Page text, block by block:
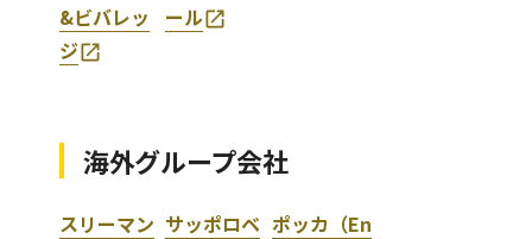
&ビバレッ
ジ
ール
海外グループ会社
スリーマン サッポロベ ポッカ（En